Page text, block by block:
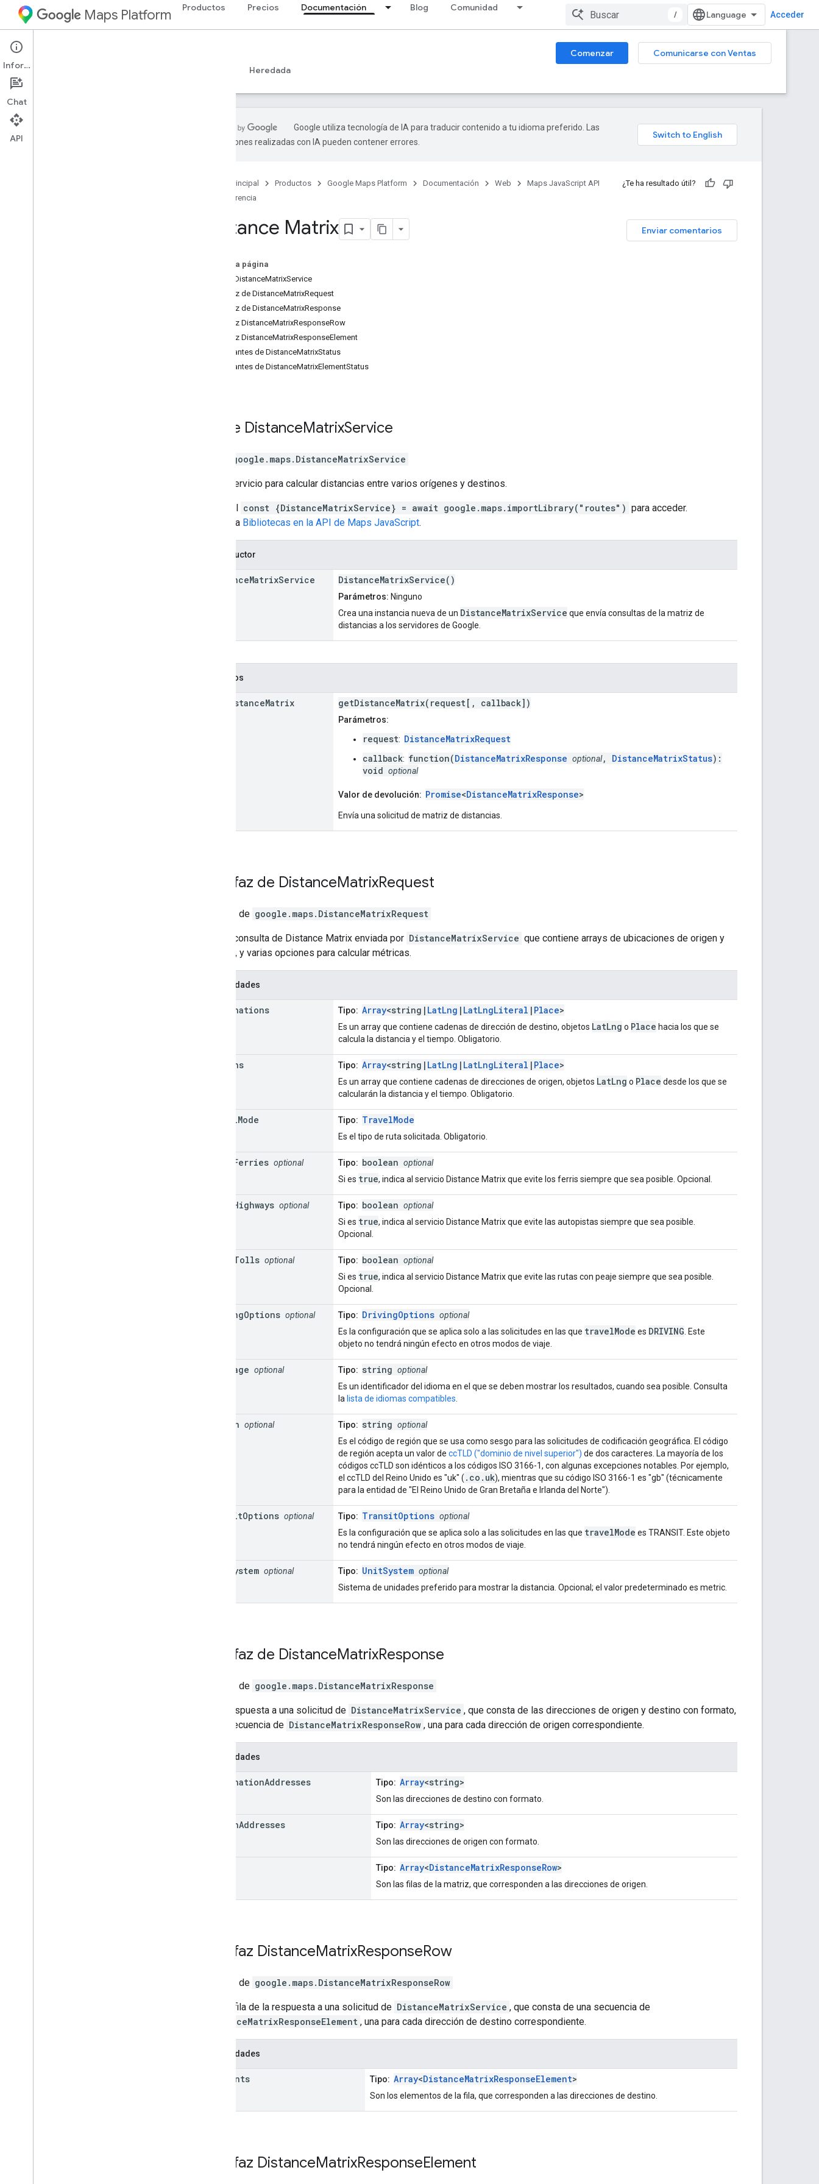
Maps Platform Productos Precios Documentación Blog Comunidad
/ Acceder
Web Comenzar
Comunicarse con Ventas
Guías
Heredada
Google utiliza tecnología de IA para traducir contenido a tu idioma preferido. Las
traducciones realizadas con IA pueden contener errores.
Página principal Productos Google Maps Platform Documentación Web
Maps JavaScript API
Referencia
¿Te ha resultado útil?
Enviar comentarios
Distance Matrix
En esta página
Clase DistanceMatrixService
Interfaz de DistanceMatrixRequest
Interfaz de DistanceMatrixResponse
Interfaz DistanceMatrixResponseRow
Interfaz DistanceMatrixResponseElement
Constantes de DistanceMatrixStatus
Constantes de DistanceMatrixElementStatus
Clase DistanceMatrixService
google.maps. DistanceMatrixService
Es un servicio para calcular distancias entre varios orígenes y destinos.
Llama al const {DistanceMatrixService} = await google.maps.importLibrary("routes") para acceder.
Consulta Bibliotecas en la API de Maps JavaScript.
Constructor
DistanceMatrixService DistanceMatrixService()
Parámetros: Ninguno
Crea una instancia nueva de un DistanceMatrixService que envía consultas de la matriz de
distancias a los servidores de Google.
Métodos
DistanceMatrix getDistanceMatrix(request[, callback])
Parámetros:
request: DistanceMatrixRequest
callback: function(DistanceMatrixResponse optional, DistanceMatrixStatus):
void optional
Valor de devolución: Promise<DistanceMatrixResponse>
Envía una solicitud de matriz de distancias.
Interfaz de DistanceMatrixRequest
Interfaz de google.maps. DistanceMatrixRequest
Es una consulta de Distance Matrix enviada por DistanceMatrixService que contiene arrays de ubicaciones de origen y
destino, y varias opciones para calcular métricas.
Propiedades
destinations Tipo: Array<string| LatLng | LatLngLiteral | Place>
Es un array que contiene cadenas de dirección de destino, objetos LatLng o Place hacia los que se
calcula la distancia y el tiempo. Obligatorio.
origins Tipo: Array<string| LatLng | LatLngLiteral | Place>
Es un array que contiene cadenas de direcciones de origen, objetos LatLng o Place desde los que se
calcularán la distancia y el tiempo. Obligatorio.
travelMode Tipo: TravelMode
Es el tipo de ruta solicitada. Obligatorio.
Ferries optional Tipo: boolean optional
Si es true, indica al servicio Distance Matrix que evite los ferris siempre que sea posible. Opcional.
Highways optional Tipo: boolean optional
Si es true, indica al servicio Distance Matrix que evite las autopistas siempre que sea posible.
Opcional.
Tolls optional Tipo: boolean optional
Si es true, indica al servicio Distance Matrix que evite las rutas con peaje siempre que sea posible.
Opcional.
drivingOptions optional Tipo: DrivingOptions optional
Es la configuración que se aplica solo a las solicitudes en las que travelMode es DRIVING . Este
objeto no tendrá ningún efecto en otros modos de viaje.
language optional Tipo: string optional
Es un identificador del idioma en el que se deben mostrar los resultados, cuando sea posible. Consulta
la lista de idiomas compatibles
region optional Tipo: string optional
Es el código de región que se usa como sesgo para las solicitudes de codificación geográfica. El código
de región acepta un valor de ccTLD ("dominio de nivel superior") de dos caracteres. La mayoría de los
códigos ccTLD son idénticos a los códigos ISO 3166-1, con algunas excepciones notables. Por ejemplo,
el ccTLD del Reino Unido es "uk" ( .co.uk), mientras que su código ISO 3166-1 es "gb" (técnicamente
para la entidad de "El Reino Unido de Gran Bretaña e Irlanda del Norte").
transitOptions optional Tipo: TransitOptions optional
Es la configuración que se aplica solo a las solicitudes en las que travelMode es TRANSIT. Este objeto
no tendrá ningún efecto en otros modos de viaje.
System optional Tipo: UnitSystem optional
Sistema de unidades preferido para mostrar la distancia. Opcional; el valor predeterminado es metric.
Interfaz de DistanceMatrixResponse
Interfaz de google.maps. DistanceMatrixResponse
Es la respuesta a una solicitud de DistanceMatrixService , que consta de las direcciones de origen y destino con formato,
y una secuencia de DistanceMatrixResponseRow , una para cada dirección de origen correspondiente.
Propiedades
destinationAddresses Tipo: Array<string>
Son las direcciones de destino con formato.
originAddresses Tipo: Array<string>
Son las direcciones de origen con formato.
Tipo: Array<DistanceMatrixResponseRow>
Son las filas de la matriz, que corresponden a las direcciones de origen.
Interfaz DistanceMatrixResponseRow
Interfaz de google.maps. DistanceMatrixResponseRow
Es una fila de la respuesta a una solicitud de DistanceMatrixService , que consta de una secuencia de
DistanceMatrixResponseElement , una para cada dirección de destino correspondiente.
Propiedades
elements Tipo: Array<DistanceMatrixResponseElement>
Son los elementos de la fila, que corresponden a las direcciones de destino.
Interfaz DistanceMatrixResponseElement
Información
Chat
API